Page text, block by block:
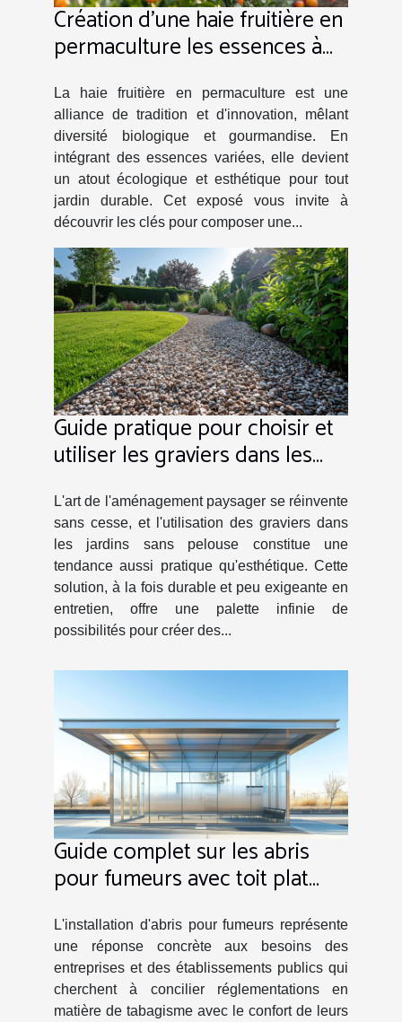
Création d'une haie fruitière en
permaculture les essences à
La haie fruitière en permaculture est une
alliance de tradition et d'innovation, mêlant
diversité biologique et gourmandise. En
intégrant des essences variées, elle devient
un atout écologique et esthétique pour tout
jardin durable. Cet exposé vous invite à
découvrir les clés pour composer une...
Guide pratique pour choisir et
utiliser les graviers dans les
L'art de l'aménagement paysager se réinvente
sans cesse, et l'utilisation des graviers dans
les jardins sans pelouse constitue une
tendance aussi pratique qu'esthétique. Cette
solution, à la fois durable et peu exigeante en
entretien, offre une palette infinie de
possibilités pour créer des...
Guide complet sur les abris
pour fumeurs avec toit plat
L'installation d'abris pour fumeurs représente
une réponse concrète aux besoins des
entreprises et des établissements publics qui
cherchent à concilier réglementations en
matière de tabagisme avec le confort de leurs